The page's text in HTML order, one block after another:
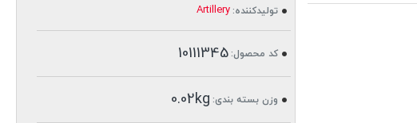
تولیدکننده: Artillery
کد محصول: 10111345
وزن بسته بندی: 0.02kg